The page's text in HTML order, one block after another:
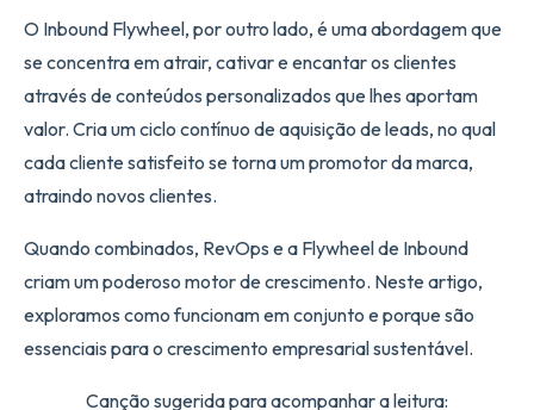
O Inbound Flywheel, por outro lado, é uma abordagem que
se concentra em atrair, cativar e encantar os clientes
através de conteúdos personalizados que lhes aportam
valor. Cria um ciclo contínuo de aquisição de leads, no qual
cada cliente satisfeito se torna um promotor da marca,
atraindo novos clientes.
Quando combinados, RevOps e a Flywheel de Inbound
criam um poderoso motor de crescimento. Neste artigo,
exploramos como funcionam em conjunto e porque são
essenciais para o crescimento empresarial sustentável.
Canção sugerida para acompanhar a leitura: